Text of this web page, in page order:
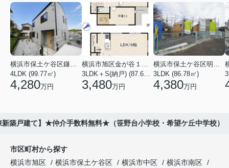
4LDK (99.77㎡)
4,280万円 3,480万円
3LDK (86.78㎡)
4,380万円
築戸建て】★仲介手数料無料★（笹野台小学校・希望ケ丘中学校）
市区町村から探す
横浜市旭区
横浜市保土ケ谷区 横浜市中区
横浜市南区